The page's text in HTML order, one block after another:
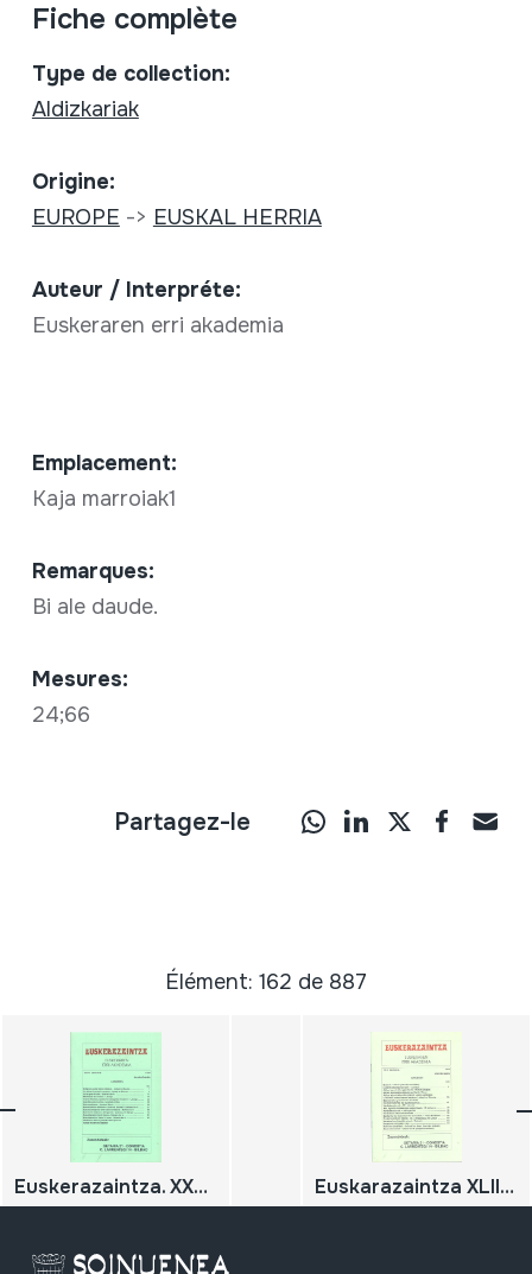
Fiche complète
Type de collection:
Aldizkariak
Origine:
EUROPE -> EUSKAL HERRIA
Auteur / Interpréte:
Euskeraren erri akademia
Emplacement:
Kaja marroiak1
Remarques:
Bi ale daude.
Mesures:
24;66
Partagez-le
Élément: 162 de 887
Euskerazaintza. XXXV zenbakia. 1996 Euskarazaintza XLII zenbakia 1998